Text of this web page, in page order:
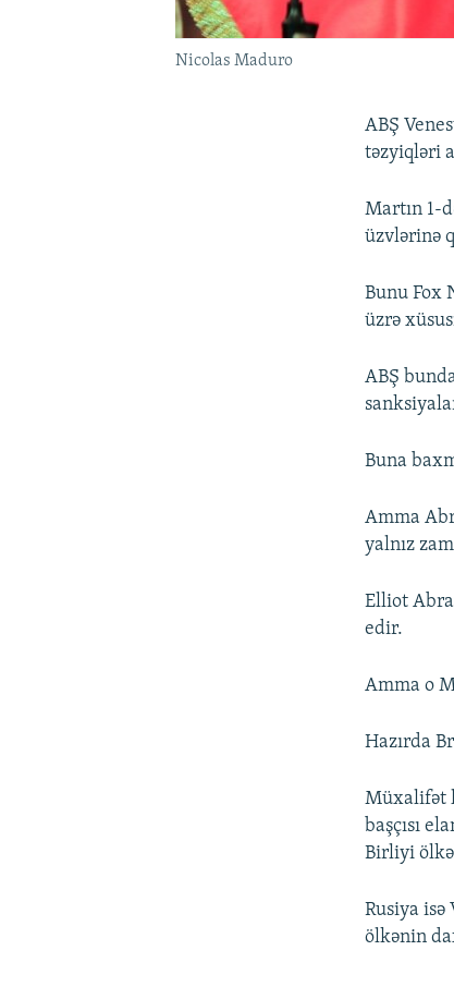
Nicolas Maduro
ABŞ
təzyiqləri
Martın 1-
üzvlərinə
Bunu Fox
üzrə
ABŞ
Buna
Amma
yalnız
Elliot
edir.
Amma o
Hazırda
Müxalifət
başçısı
Birliyi
Rusiya isə
ölkənin